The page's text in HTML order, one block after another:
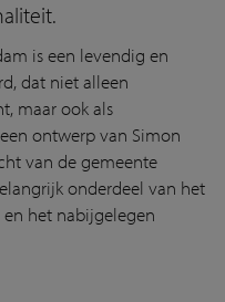
is een levendig en
dat niet alleen
maar ook als
ontwerp van Simon
van de gemeente
onderdeel van het
het nabijgelegen